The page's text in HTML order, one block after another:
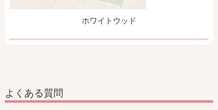
ホワイトウッド
よくある質問